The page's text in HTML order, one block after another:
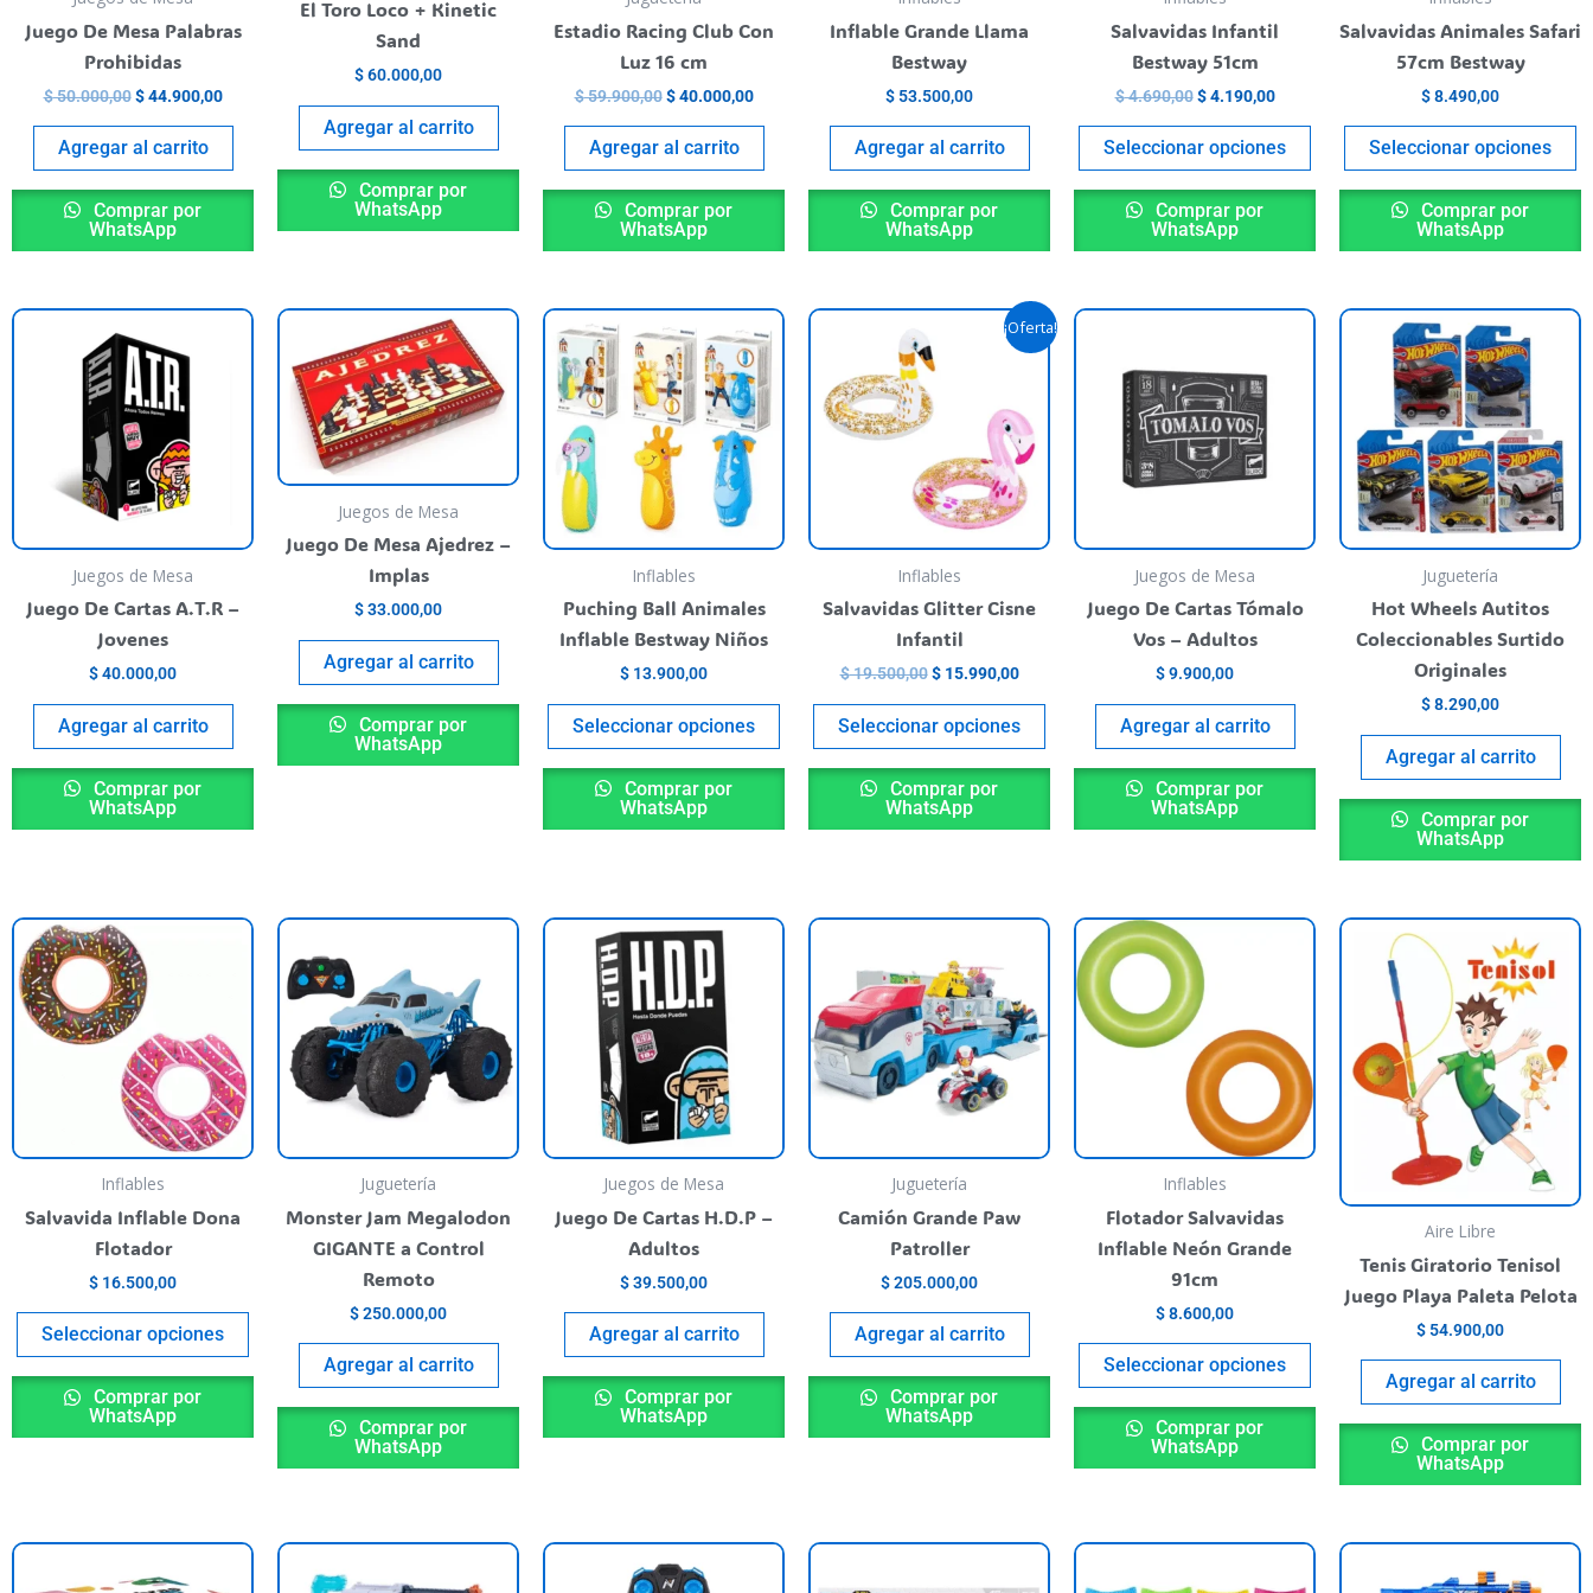
Juego De Mesa Palabras
Prohibidas
$50.000,00 $44.900,00
Agregar al carrito
Comprar por
WhatsApp
El Toro Loco + Kinetic
Sand
$60.000,00
Agregar al carrito
Comprar por
WhatsApp
Estadio Racing Club Con
Luz 16 cm
$59.900,00 $40.000,00
Agregar al carrito
Comprar por
WhatsApp
Inflable Grande Llama
Bestway
$ 53.500,00
Agregar al carrito
Comprar por
WhatsApp
Salvavidas Infantil
Bestway 51cm
$4.690,00 $4.190,00
Seleccionar opciones
elegir
producto
Comprar por
WhatsApp
Salvavidas Animales Safari
57cm Bestway
$8.490,00
Seleccionar opciones
Comprar por
WhatsApp
Juegos de Mesa
Juego De Cartas A.T.R –
Jovenes
$40.000,00
Agregar al carrito
Comprar por
WhatsApp
Juegos de Mesa
Juego De Mesa Ajedrez –
Implas
$33.000,00
Agregar al carrito
Comprar por
WhatsApp
Inflables
Puching Ball Animales
Inflable Bestway Niños
$ 13.900,00
Seleccionar opciones
Este
varias
variantes.
se
elegir
producto
Comprar por
WhatsApp
¡Oferta!
Inflables
Salvavidas Glitter Cisne
Infantil
$19.500,00
El
original
$ 19.500,00.
$15.990,00
El
precio
actual
Seleccionar opciones
Este
producto
variantes.
se
elegir
producto
Comprar por
WhatsApp
Juegos de Mesa
Juego De Cartas Tómalo
Vos – Adultos
$9.900,00
Agregar al carrito
Comprar por
WhatsApp
Juguetería
Hot Wheels Autitos
Coleccionables Surtido
Originales
$8.290,00
Agregar al carrito
Comprar por
WhatsApp
Inflables
Salvavida Inflable Dona
Flotador
$ 16.500,00
Seleccionar opciones
Este
producto
tiene
variantes.
se
elegir
producto
Comprar por
WhatsApp
Juguetería
Monster Jam Megalodon
GIGANTE a Control
Remoto
$250.000,00
Agregar al carrito
Comprar por
WhatsApp
Juegos de Mesa
Juego De Cartas H.D.P –
Adultos
$39.500,00
Agregar al carrito
Comprar por
WhatsApp
Juguetería
Camión Grande Paw
Patroller
$205.000,00
Agregar al carrito
Comprar por
WhatsApp
Inflables
Flotador Salvavidas
Inflable Neón Grande
91cm
$8.600,00
Seleccionar opciones
Este
producto
variantes.
Las
opciones
se
elegir
página
producto
Comprar por
WhatsApp
Aire Libre
Tenis Giratorio Tenisol
Juego Playa Paleta Pelota
$ 54.900,00
Agregar al carrito
Comprar por
WhatsApp
Este
producto